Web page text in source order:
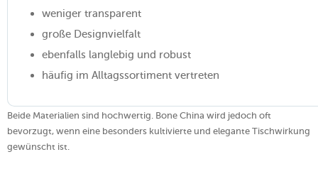
weniger transparent
große Designvielfalt
ebenfalls langlebig und robust
häufig im Alltagssortiment vertreten
Beide Materialien sind hochwertig. Bone China wird jedoch oft
bevorzugt, wenn eine besonders kultivierte und elegante Tischwirkung
gewünscht ist.